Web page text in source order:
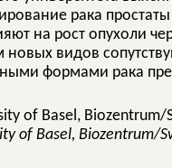
рака
на рост опухоли
видов
формами рака
of Basel, Biozentrum/